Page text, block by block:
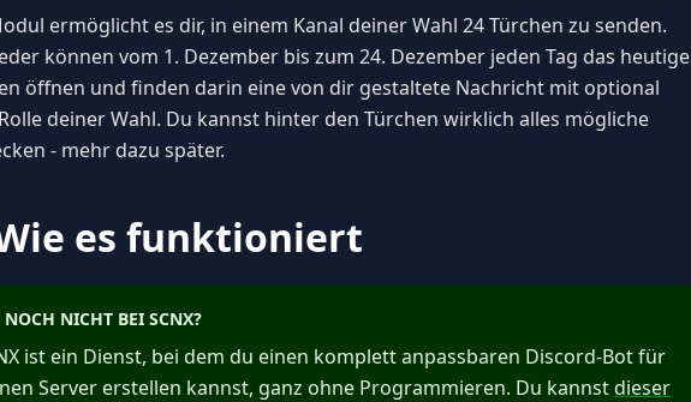
ermöglicht es dir, in einem Kanal deiner Wahl 24 Türchen zu senden.
können vom 1. Dezember bis zum 24. Dezember jeden Tag das heutige
öffnen und finden darin eine von dir gestaltete Nachricht mit optional
deiner Wahl. Du kannst hinter den Türchen wirklich alles mögliche
- mehr dazu später.
es funktioniert
NOCH NICHT BEI SCNX?
ist ein Dienst, bei dem du einen komplett anpassbaren Discord-Bot für
Server erstellen kannst, ganz ohne Programmieren. Du kannstdieser